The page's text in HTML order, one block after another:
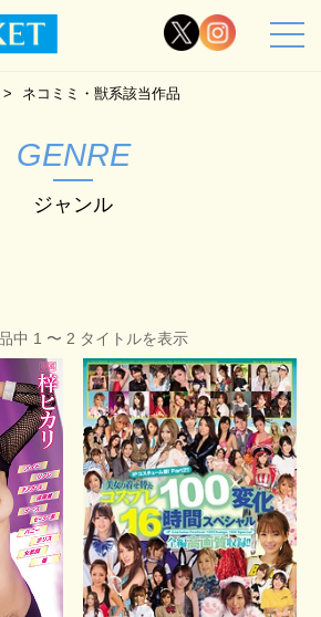
ネコミミ・獣系該当作品
GENRE
ジャンル
中 1 〜 2 タイトルを表示